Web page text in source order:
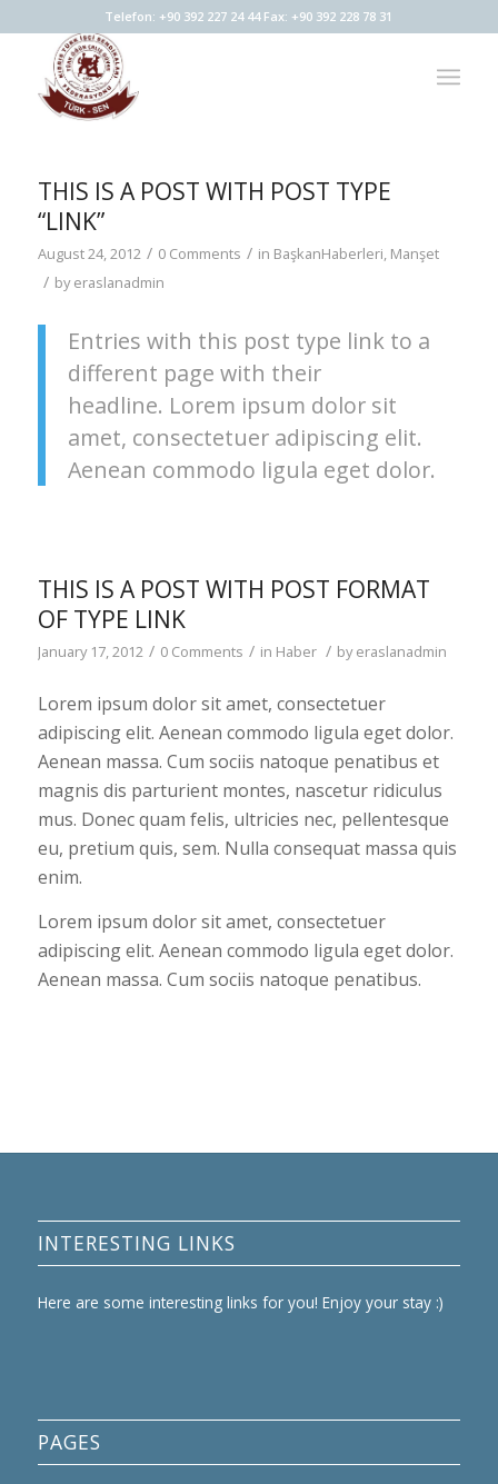
Telefon: +90 392 227 24 44 Fax: +90 392 228 78 31
THIS IS A POST WITH POST TYPE
“LINK”
August 24, 2012 / 0 Comments / in BaşkanHaberleri, Manşet
/ byeraslanadmin
Entries with this post type link to a
different page with their
headline. Lorem ipsum dolor sit
amet, consectetuer adipiscing elit.
Aenean commodo ligula eget dolor.
THIS IS A POST WITH POST FORMAT
OF TYPE LINK
January 17, 2012 / 0 Comments / in Haber / byeraslanadmin
Lorem ipsum dolor sit amet, consectetuer
adipiscing elit. Aenean commodo ligula eget dolor.
Aenean massa. Cum sociis natoque penatibus et
magnis dis parturient montes, nascetur ridiculus
mus. Donec quam felis, ultricies nec, pellentesque
eu, pretium quis, sem. Nulla consequat massa quis
enim.
Lorem ipsum dolor sit amet, consectetuer
adipiscing elit. Aenean commodo ligula eget dolor.
Aenean massa. Cum sociis natoque penatibus.
INTERESTING LINKS
Here are some interesting links for you! Enjoy your stay :)
PAGES